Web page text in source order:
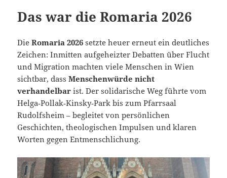
Das war die Romaria 2026
DieRomaria 2026 setzte heuer erneut ein deutliches
Zeichen: Inmitten aufgeheizter Debatten über Flucht
und Migration machten viele Menschen in Wien
sichtbar, dassMenschenwürde nicht
verhandelbar ist. Der solidarische Weg führte vom
Helga‑Pollak‑Kinsky‑Park bis zum Pfarrsaal
Rudolfsheim – begleitet von persönlichen
Geschichten, theologischen Impulsen und klaren
Worten gegen Entmenschlichung.